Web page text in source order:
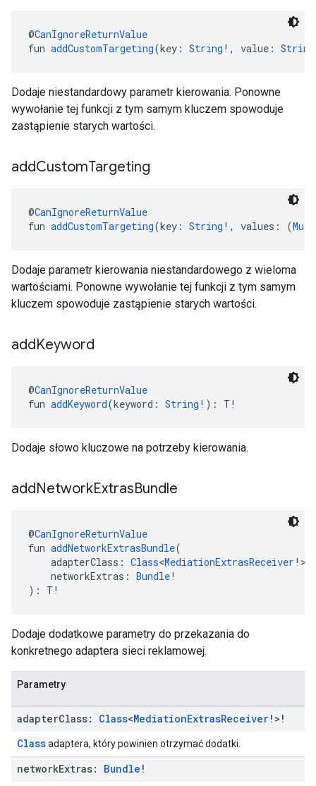
@CanIgnoreReturnValue
fun addCustomTargeting(key: String !, value: String
Dodaje niestandardowy parametr kierowania. Ponowne
wywołanie tej funkcji z tym samym kluczem spowoduje
zastąpienie starych wartości.
addCustomTargeting
@CanIgnoreReturnValue
fun addCustomTargeting(key: String !, values: (
Dodaje parametr kierowania niestandardowego z wieloma
wartościami. Ponowne wywołanie tej funkcji z tym samym
kluczem spowoduje zastąpienie starych wartości.
addKeyword
@CanIgnoreReturnValue
fun addKeyword(keyword: String !): T!
Dodaje słowo kluczowe na potrzeby kierowania.
addNetworkExtrasBundle
@CanIgnoreReturnValue
fun addNetworkExtrasBundle(
adapterClass: Class<MediationExtrasReceiver
networkExtras: Bundle!
): T!
Dodaje dodatkowe parametry do przekazania do
konkretnego adaptera sieci reklamowej.
Parametry
adapterClass: Class<MediationExtrasReceiver!>!
Classadaptera, który powinien otrzymać dodatki.
networkExtras: Bundle !